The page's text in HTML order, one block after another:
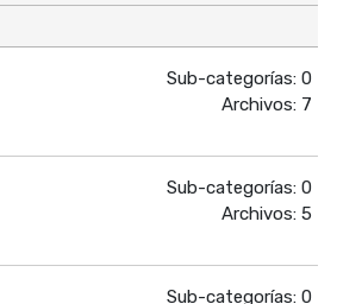
Sub-categorías: 0
Archivos: 7
Sub-categorías: 0
Archivos: 5
Sub-categorías: 0